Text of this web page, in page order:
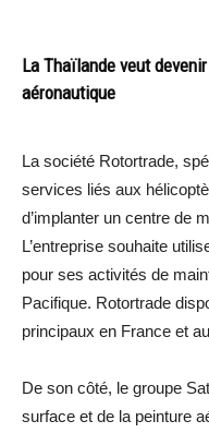
La Thaïlande veut
aéronautique
La société Rotortrade,
services liés aux
d’implanter un centre de
L’entreprise souhaite
pour ses activités de
Pacifique. Rotortrade
principaux en France et
De son côté, le groupe
surface et de la peinture